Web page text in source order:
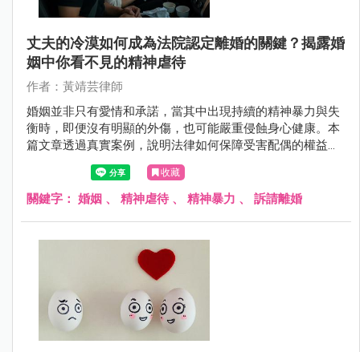
丈夫的冷漠如何成為法院認定離婚的關鍵？揭露婚
姻中你看不見的精神虐待
作者：黃靖芸律師
婚姻並非只有愛情和承諾，當其中出現持續的精神暴力與失
衡時，即便沒有明顯的外傷，也可能嚴重侵蝕身心健康。本
篇文章透過真實案例，說明法律如何保障受害配偶的權益，
並解析精神虐待與婚姻重大破綻的認定標準。
收藏
關鍵字： 婚姻 、 精神虐待 、 精神暴力 、 訴請離婚